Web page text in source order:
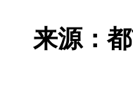
来源：